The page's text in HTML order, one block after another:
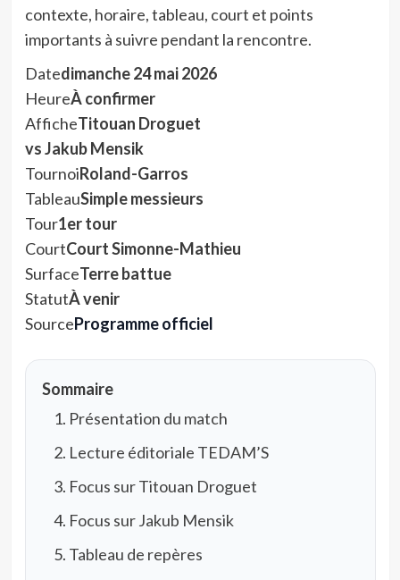
contexte, horaire, tableau, court et points
importants à suivre pendant la rencontre.
Datedimanche 24 mai 2026
HeureÀ confirmer
AfficheTitouan Droguet
vs Jakub Mensik
TournoiRoland-Garros
TableauSimple messieurs
Tour1er tour
CourtCourt Simonne-Mathieu
SurfaceTerre battue
StatutÀ venir
SourceProgramme officiel
Sommaire
Présentation du match
Lecture éditoriale TEDAM’S
Focus sur Titouan Droguet
Focus sur Jakub Mensik
Tableau de repères